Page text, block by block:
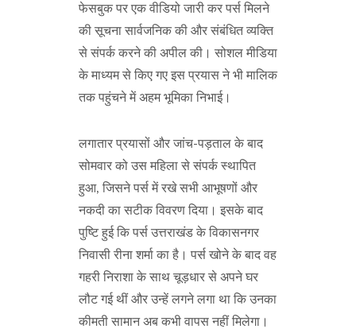
फेसबुक पर एक वीडियो जारी कर पर्स मिलने
की सूचना सार्वजनिक की और संबंधित व्यक्ति
से संपर्क करने की अपील की। सोशल मीडिया
के माध्यम से किए गए इस प्रयास ने भी मालिक
तक पहुंचने में अहम भूमिका निभाई।
लगातार प्रयासों और जांच-पड़ताल के बाद
सोमवार को उस महिला से संपर्क स्थापित
हुआ, जिसने पर्स में रखे सभी आभूषणों और
नकदी का सटीक विवरण दिया। इसके बाद
पुष्टि हुई कि पर्स उत्तराखंड के विकासनगर
निवासी रीना शर्मा का है। पर्स खोने के बाद वह
गहरी निराशा के साथ चूड़धार से अपने घर
लौट गई थीं और उन्हें लगने लगा था कि उनका
कीमती सामान अब कभी वापस नहीं मिलेगा।